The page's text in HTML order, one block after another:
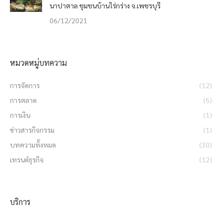
นาปาตาล ชุมชนบ้านไร่กร่าง จ.เพชรบุรี
06/12/2021
หมวดหมู่บทความ
การจัดการ
(12)
การตลาด
(5)
การเงิน
(1)
ข่าวสารกิจกรรม
(1)
บทความท้ังหมด
(30)
เทรนด์ธุรกิจ
(12)
บริการ